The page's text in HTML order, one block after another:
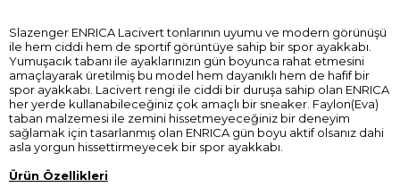
Slazenger ENRICA Lacivert tonlarının uyumu ve modern görünüşü
ile hem ciddi hem de sportif görüntüye sahip bir spor ayakkabı.
Yumuşacık tabanı ile ayaklarınızın gün boyunca rahat etmesini
amaçlayarak üretilmiş bu model hem dayanıklı hem de hafif bir
spor ayakkabı. Lacivert rengi ile ciddi bir duruşa sahip olan ENRICA
her yerde kullanabileceğiniz çok amaçlı bir sneaker. Faylon(Eva)
taban malzemesi ile zemini hissetmeyeceğiniz bir deneyim
sağlamak için tasarlanmış olan ENRICA gün boyu aktif olsanız dahi
asla yorgun hissettirmeyecek bir spor ayakkabı.
Ürün Özellikleri